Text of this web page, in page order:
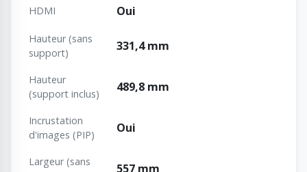
HDMI Oui
Hauteur (sans
support)
331,4 mm
Hauteur
(support inclus)
489,8 mm
Incrustation
d'images (PIP)
Oui
Largeur (sans
557 mm